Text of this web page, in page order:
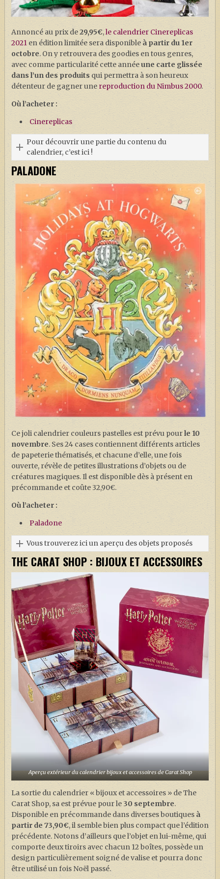
Annoncé au prix de29,95€,le calendrier Cinereplicas
2021en édition limitée sera disponible à partir du 1er
octobre. On y retrouvera des goodies en tous genres,
avec comme particularité cette annéeune carte glissée
dans l’un des produits qui permettra à son heureux
détenteur de gagner unereproduction du Nimbus 2000.
Où l’acheter :
Cinereplicas
Pour découvrir une partie du contenu du
calendrier, c’est ici !
PALADONE
Ce joli calendrier couleurs pastelles est prévu pourle 10
novembre. Ses 24 cases contiennent différents articles
de papeterie thématisés, et chacune d’elle, une fois
ouverte, révèle de petites illustrations d’objets ou de
créatures magiques. Il est disponible dès à présent en
précommande et coûte 32,90€.
Où l’acheter :
Paladone
Vous trouverez ici un aperçu des objets proposés
THE CARAT SHOP : BIJOUX ET ACCESSOIRES
Aperçu extérieur du calendrier bijoux et accessoires de Carat Shop
La sortie du calendrier « bijoux et accessoires » de The
Carat Shop, sa est prévue pour le30 septembre.
Disponible en précommande dans diverses boutiques à
partir de 73,90€, il semble bien plus compact que l’édition
précédente. Notons d’ailleurs que l’objet en lui-même, qui
comporte deux tiroirs avec chacun 12 boîtes, possède un
design particulièrement soigné de valise et pourra donc
être utilisé un fois Noël passé.